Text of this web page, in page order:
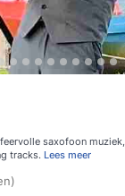
saxofoon
tracks. Lees meer